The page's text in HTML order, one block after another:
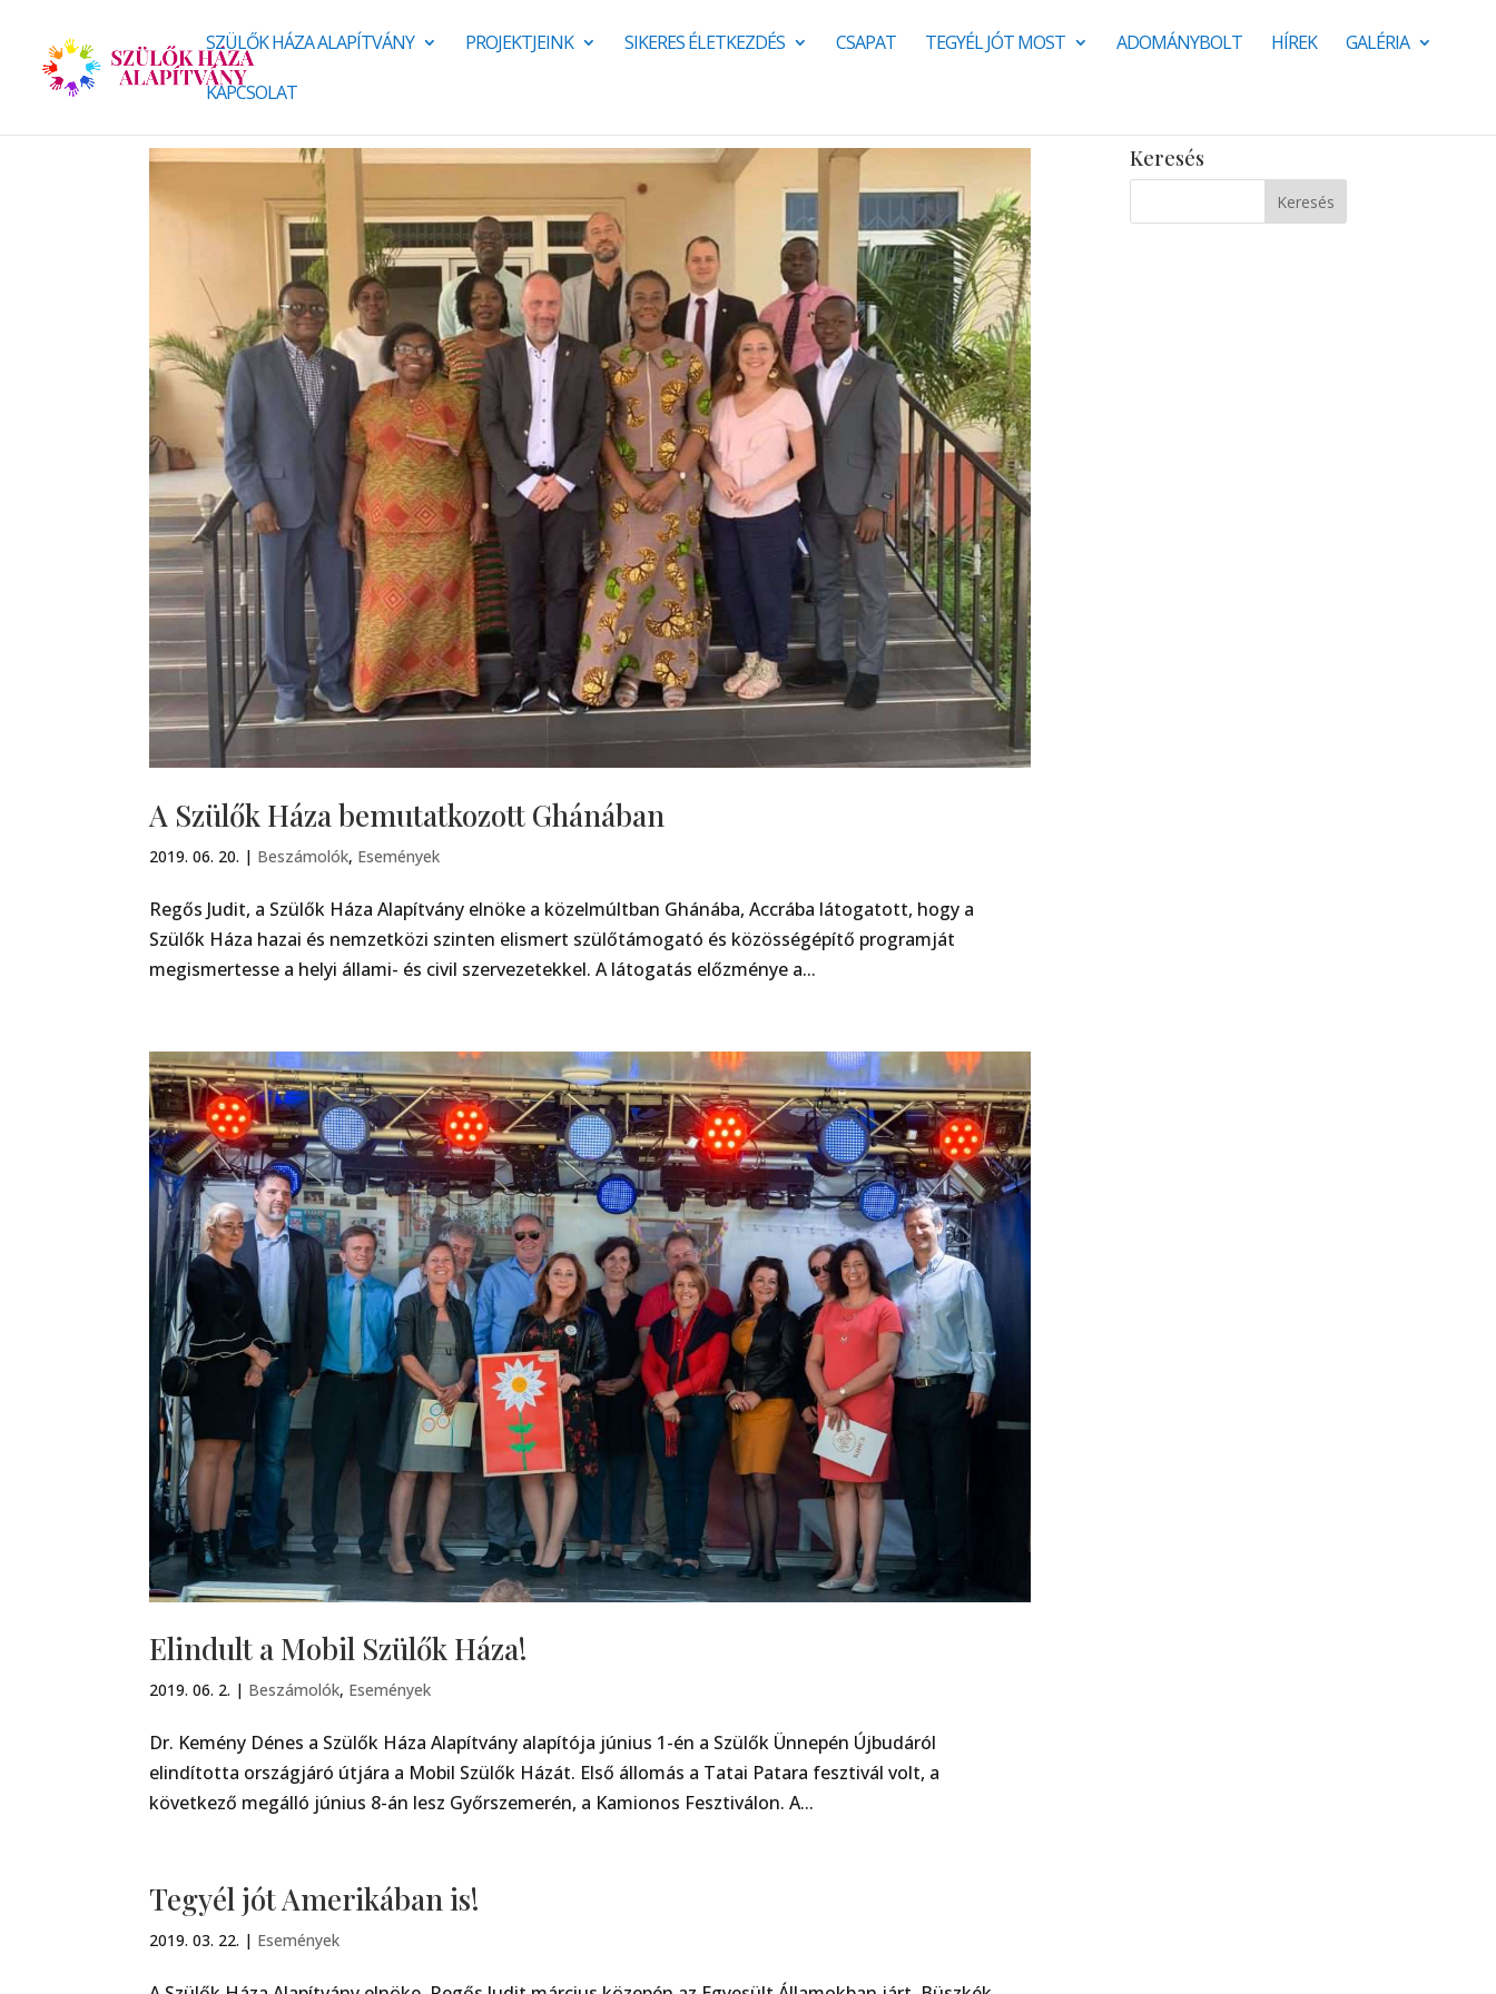
SZÜLŐK HÁZA ALAPÍTVÁNY PROJEKTJEINK SIKERES ÉLETKEZDÉS CSAPAT TEGYÉL JÓT MOST ADOMÁNYBOLT HÍREK GALÉRIA
KAPCSOLAT
A Szülők Háza bemutatkozott Ghánában
2019. 06. 20. | Beszámolók, Események
Regős Judit, a Szülők Háza Alapítvány elnöke a közelmúltban Ghánába, Accrába látogatott, hogy a
Szülők Háza hazai és nemzetközi szinten elismert szülőtámogató és közösségépítő programját
megismertesse a helyi állami- és civil szervezetekkel. A látogatás előzménye a...
Elindult a Mobil Szülők Háza!
2019. 06. 2. | Beszámolók, Események
Dr. Kemény Dénes a Szülők Háza Alapítvány alapítója június 1-én a Szülők Ünnepén Újbudáról
elindította országjáró útjára a Mobil Szülők Házát. Első állomás a Tatai Patara fesztivál volt, a
következő megálló június 8-án lesz Győrszemerén, a Kamionos Fesztiválon. A...
Tegyél jót Amerikában is!
2019. 03. 22. | Események
Keresés